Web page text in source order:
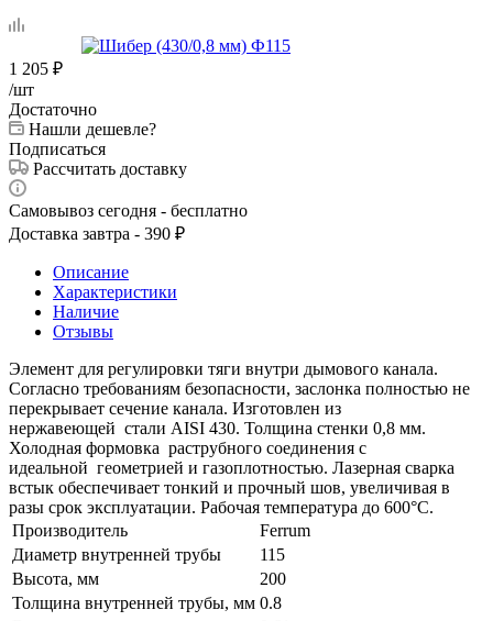
1 205 ₽
/шт
Достаточно
Нашли дешевле?
Подписаться
Рассчитать доставку
Самовывоз сегодня - бесплатно
Доставка завтра - 390 ₽
Описание
Характеристики
Наличие
Отзывы
Элемент для регулировки тяги внутри дымового канала.
Согласно требованиям безопасности, заслонка полностью не
перекрывает сечение канала. Изготовлен из
нержавеющей стали AISI 430. Толщина стенки 0,8 мм.
Холодная формовка раструбного соединения с
идеальной геометрией и газоплотностью. Лазерная сварка
встык обеспечивает тонкий и прочный шов, увеличивая в
разы срок эксплуатации. Рабочая температура до 600°С.
Производитель
Ferrum
Диаметр внутренней трубы
115
Высота, мм
200
Толщина внутренней трубы, мм 0.8